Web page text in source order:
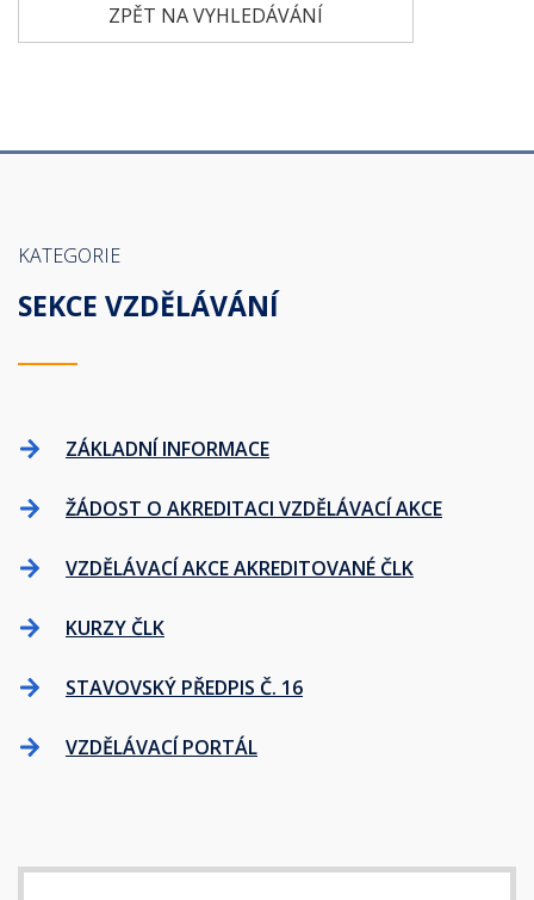
ZPĚT NA VYHLEDÁVÁNÍ
KATEGORIE
SEKCE VZDĚLÁVÁNÍ
ZÁKLADNÍ INFORMACE
ŽÁDOST O AKREDITACI VZDĚLÁVACÍ AKCE
VZDĚLÁVACÍ AKCE AKREDITOVANÉ ČLK
KURZY ČLK
STAVOVSKÝ PŘEDPIS Č. 16
VZDĚLÁVACÍ PORTÁL